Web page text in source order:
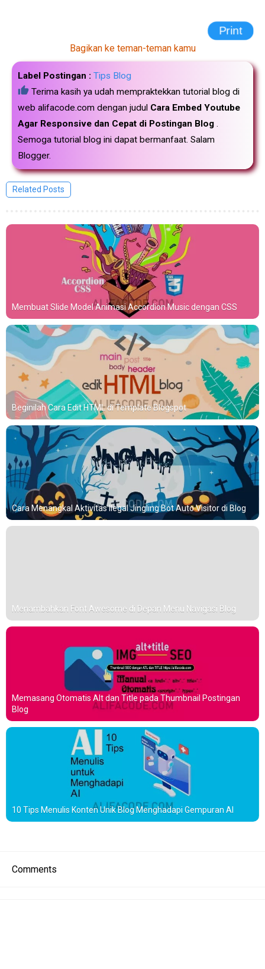
Print
Bagikan ke teman-teman kamu
Label Postingan : Tips Blog
Terima kasih ya udah mempraktekkan tutorial blog di
web alifacode.com dengan judul Cara Embed Youtube
Agar Responsive dan Cepat di Postingan Blog .
Semoga tutorial blog ini dapat bermanfaat. Salam
Blogger.
Related Posts
Membuat Slide Model Animasi Accordion Music dengan CSS
Beginilah Cara Edit HTML di Template Blogspot
Cara Menangkal Aktivitas Ilegal Jingling Bot Auto Visitor di Blog
Menambahkan Font Awesome di Depan Menu Navigasi Blog
Memasang Otomatis Alt dan Title pada Thumbnail Postingan
Blog
10 Tips Menulis Konten Unik Blog Menghadapi Gempuran AI
Comments